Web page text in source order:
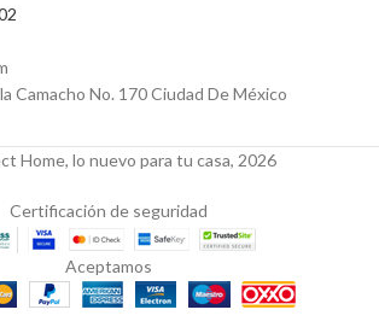
Camacho No. 170 Ciudad De México
Home, lo nuevo para tu casa, 2026
Certificación de seguridad
Aceptamos